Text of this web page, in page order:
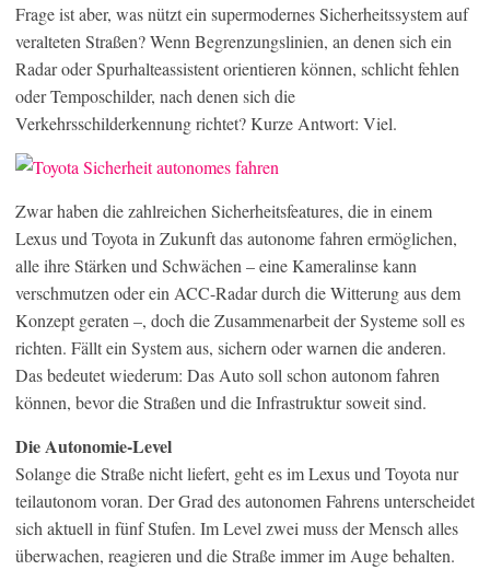
Frage ist aber, was nützt ein supermodernes Sicherheitssystem auf
veralteten Straßen? Wenn Begrenzungslinien, an denen sich ein
Radar oder Spurhalteassistent orientieren können, schlicht fehlen
oder Temposchilder, nach denen sich die
Verkehrsschilderkennung richtet? Kurze Antwort: Viel.
Zwar haben die zahlreichen Sicherheitsfeatures, die in einem
Lexus und Toyota in Zukunft das autonome fahren ermöglichen,
alle ihre Stärken und Schwächen – eine Kameralinse kann
verschmutzen oder ein ACC-Radar durch die Witterung aus dem
Konzept geraten –, doch die Zusammenarbeit der Systeme soll es
richten. Fällt ein System aus, sichern oder warnen die anderen.
Das bedeutet wiederum: Das Auto soll schon autonom fahren
können, bevor die Straßen und die Infrastruktur soweit sind.
Die Autonomie-Level
Solange die Straße nicht liefert, geht es im Lexus und Toyota nur
teilautonom voran. Der Grad des autonomen Fahrens unterscheidet
sich aktuell in fünf Stufen. Im Level zwei muss der Mensch alles
überwachen, reagieren und die Straße immer im Auge behalten.